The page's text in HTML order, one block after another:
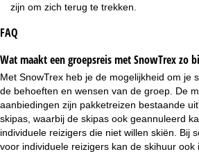
zijn om zich terug te trekken.
FAQ
Wat maakt een groepsreis met SnowTrex zo
Met SnowTrex heb je de mogelijkheid om je
de behoeften en wensen van de groep. De
aanbiedingen zijn pakketreizen bestaande
skipas, waarbij de skipas ook geannuleerd
individuele reizigers die niet willen skiën. Bij
voor individuele reizigers kan de skihuur ook